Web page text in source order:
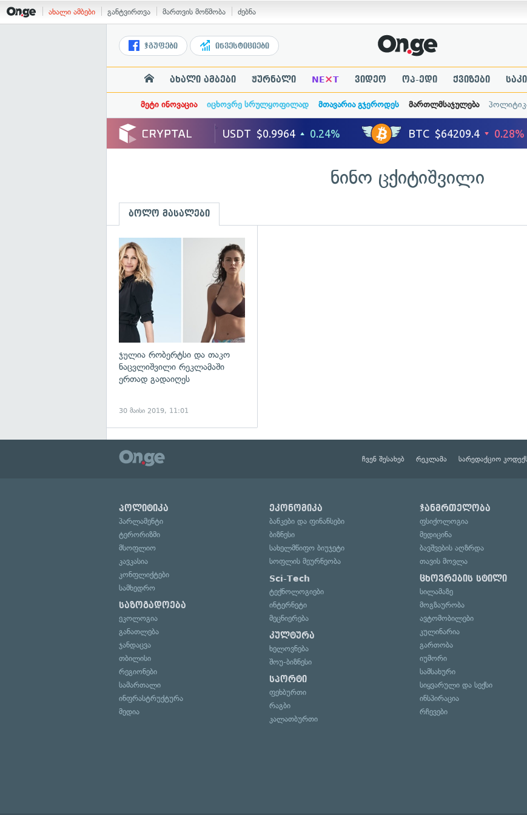
ახალი ამბები განტვირთვა მართვის მოწმობა ძებნა
ჯგუფები ინვესტიციები
ახალი ამბები ჟურნალი NE×T ვიდეო ოპ-ედი ქვიზები
მეტი ინოვაცია იცხოვრე სრულყოფილად მთავარია გჯეროდეს მართლმსაჯულება
ნინო ცქიტიშვილი
ბოლო მასალები
ჯულია რობერტსი და თაკო
ნაცვლიშვილი რეკლამაში
ერთად გადაიღეს
30 მაისი 2019, 11:01
ჩვენ შესახებ რეკლამა სარედაქციო
პოლიტიკა
პარლამენტი
ტერორიზმი
მსოფლიო
კავკასია
კონფლიქტები
სამხედრო
საზოგადოება
ეკოლოგია
განათლება
ჯანდაცვა
თბილისი
რეგიონები
სამართალი
ინფრასტრუქტურა
მედია
ეკონომიკა
ბანკები და ფინანსები
ბიზნესი
სახელმწიფო ბიუჯეტი
სოფლის მეურნეობა
Sci-Tech
ტექნოლოგიები
ინტერნეტი
მეცნიერება
კულტურა
ხელოვნება
შოუ-ბიზნესი
სპორტი
ფეხბურთი
რაგბი
კალათბურთი
ჯანმრთელობა
ფსიქოლოგია
მედიცინა
ბავშვების აღზრდა
თავის მოვლა
ცხოვრების სტილი
სილამაზე
მოგზაურობა
ავტომობილები
კულინარია
გართობა
იუმორი
სამსახური
სიყვარული და სექსი
ინსპირაცია
რჩევები